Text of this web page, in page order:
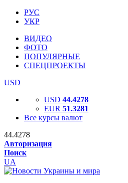
РУС
УКР
ВИДЕО
ФОТО
ПОПУЛЯРНЫЕ
СПЕЦПРОЕКТЫ
USD
USD 44.4278
EUR 51.3281
Все курсы валют
44.4278
Авторизация
Поиск
UA